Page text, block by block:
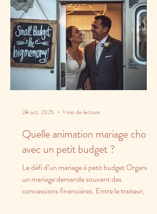
Quelle animation mariage choisir
avec un petit budget ?
Le défi d’un mariage à petit budget Organiser
un mariage demande souvent des
concessions financières. Entre le traiteur, la
28 oct. 2025 1 min de lecture